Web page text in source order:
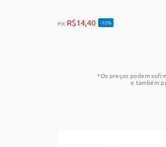
PIX: R$14,40 -10%
*Os preços podem
e também